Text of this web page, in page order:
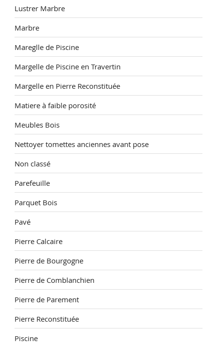
Lustrer Marbre
Marbre
Mareglle de Piscine
Margelle de Piscine en Travertin
Margelle en Pierre Reconstituée
Matiere à faible porosité
Meubles Bois
Nettoyer tomettes anciennes avant pose
Non classé
Parefeuille
Parquet Bois
Pavé
Pierre Calcaire
Pierre de Bourgogne
Pierre de Comblanchien
Pierre de Parement
Pierre Reconstituée
Piscine